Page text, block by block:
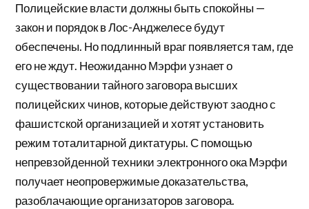
Полицейские власти должны быть спокойны —
закон и порядок в Лос-Анджелесе будут
обеспечены. Но подлинный враг появляется там, где
его не ждут. Неожиданно Мэрфи узнает о
существовании тайного заговора высших
полицейских чинов, которые действуют заодно с
фашистской организацией и хотят установить
режим тоталитарной диктатуры. С помощью
непревзойденной техники электронного ока Мэрфи
получает неопровержимые доказательства,
разоблачающие организаторов заговора.